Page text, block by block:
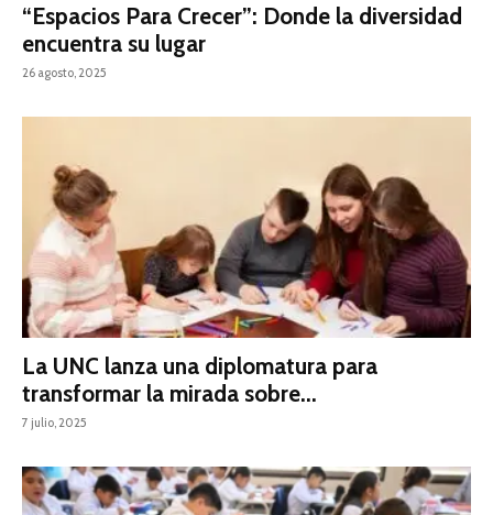
“Espacios Para Crecer”: Donde la diversidad
encuentra su lugar
26 agosto, 2025
La UNC lanza una diplomatura para
transformar la mirada sobre...
7 julio, 2025